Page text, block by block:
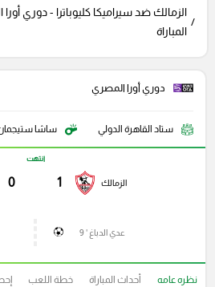
الزمالك ضد سيراميكا كليوباترا - دوري
المباراة
دوري أورا المصري
ستاد القاهرة الدولي ساشا
الزمالك 1
انتهت
0
عدي الدباغ ' 9
نظره عامه أحداث المباراة خطة اللعب